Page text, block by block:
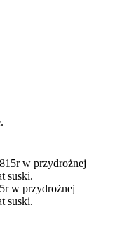
w przydrożnej
suski.